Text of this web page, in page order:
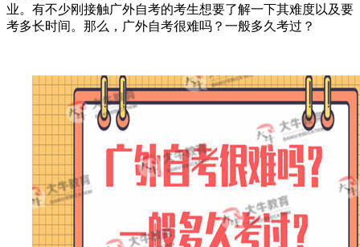
业。有不少刚接触广外自考的考生想要了解一下其难度以及要
考多长时间。那么，广外自考很难吗？一般多久考过？